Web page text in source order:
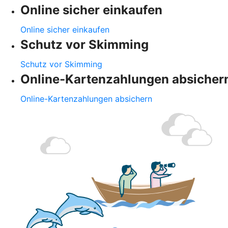
Online sicher einkaufen
Online sicher einkaufen
Schutz vor Skimming
Schutz vor Skimming
Online-Kartenzahlungen
Online-Kartenzahlungen absichern